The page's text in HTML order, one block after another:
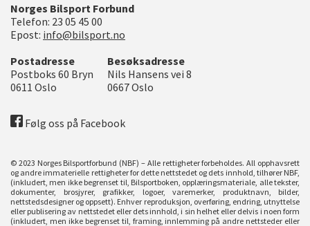
Norges Bilsport Forbund
Telefon: 23 05 45 00
Epost: info@bilsport.no
Postadresse
Postboks 60 Bryn
0611 Oslo
Besøksadresse
Nils Hansens vei 8
0667Oslo
Følg oss på Facebook
© 2023 Norges Bilsportforbund (NBF) – Alle rettigheter forbeholdes. All opphavsrett
og andre immaterielle rettigheter for dette nettstedet og dets innhold, tilhører NBF,
(inkludert, men ikke begrenset til, Bilsportboken, opplæringsmateriale, alle tekster,
dokumenter, brosjyrer, grafikker, logoer, varemerker, produktnavn, bilder,
nettstedsdesigner og oppsett). Enhver reproduksjon, overføring, endring, utnyttelse
eller publisering av nettstedet eller dets innhold, i sin helhet eller delvis i noen form
(inkludert, men ikke begrenset til, framing, innlemming på andre nettsteder eller